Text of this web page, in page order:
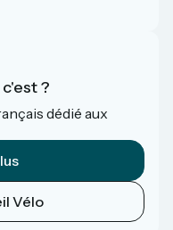
?
dédié aux
Vélo